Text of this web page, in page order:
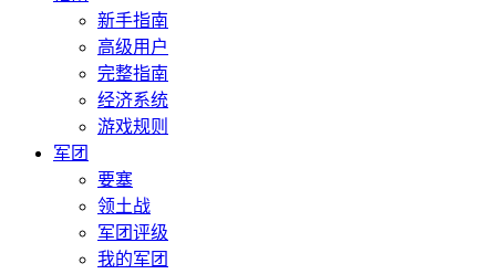
新手指南
高级用户
完整指南
经济系统
游戏规则
军团
要塞
领土战
军团评级
我的军团